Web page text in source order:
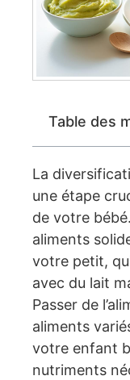
Table des
La
une étape
de votre
aliments
votre petit,
avec du lait
Passer de
aliments
votre enfant
nutriments